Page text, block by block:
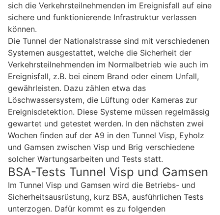
sich die Verkehrsteilnehmenden im Ereignisfall auf eine
sichere und funktionierende Infrastruktur verlassen
können.
Die Tunnel der Nationalstrasse sind mit verschiedenen
Systemen ausgestattet, welche die Sicherheit der
Verkehrsteilnehmenden im Normalbetrieb wie auch im
Ereignisfall, z.B. bei einem Brand oder einem Unfall,
gewährleisten. Dazu zählen etwa das
Löschwassersystem, die Lüftung oder Kameras zur
Ereignisdetektion. Diese Systeme müssen regelmässig
gewartet und getestet werden. In den nächsten zwei
Wochen finden auf der A9 in den Tunnel Visp, Eyholz
und Gamsen zwischen Visp und Brig verschiedene
solcher Wartungsarbeiten und Tests statt.
BSA-Tests Tunnel Visp und Gamsen
Im Tunnel Visp und Gamsen wird die Betriebs- und
Sicherheitsausrüstung, kurz BSA, ausführlichen Tests
unterzogen. Dafür kommt es zu folgenden